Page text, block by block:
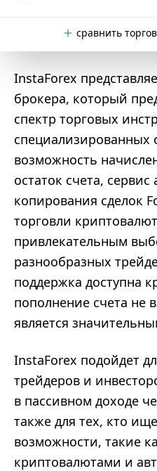
сравнить
InstaForex
брокера, который
спектр торговых
специализированных
возможность
остаток счета,
копирования сделок
торговли
привлекательным
разнообразных
поддержка доступна
пополнение счета не
является
InstaForex подойдет
трейдеров и
в пассивном доходе
также для тех, кто
возможности, такие
криптовалютами и